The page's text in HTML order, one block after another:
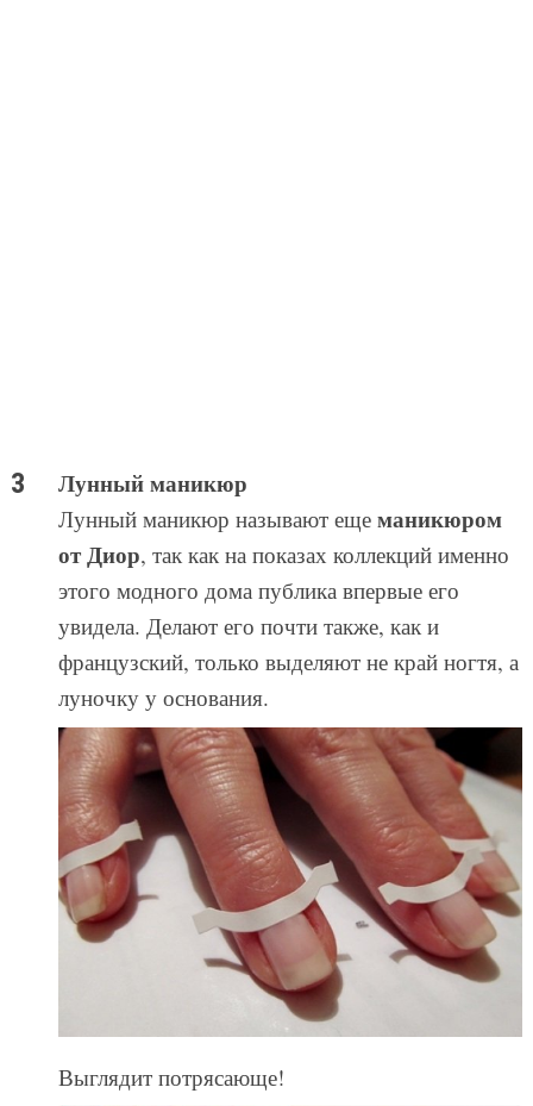
Лунный маникюр
Лунный маникюр называют еще маникюром
от Диор, так как на показах коллекций именно
этого модного дома публика впервые его
увидела. Делают его почти также, как и
французский, только выделяют не край ногтя, а
луночку у основания.
Выглядит потрясающе!